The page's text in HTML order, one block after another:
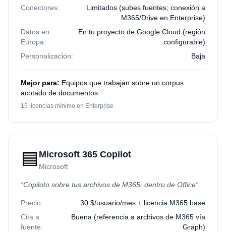
Conectores:
Limitados (subes fuentes; conexión a
M365/Drive en Enterprise)
Datos en
Europa:
En tu proyecto de Google Cloud (región
configurable)
Personalización:
Baja
Mejor para: Equipos que trabajan sobre un corpus
acotado de documentos
15 licencias mínimo en Enterprise
🟦 Microsoft 365 Copilot
Microsoft
“Copiloto sobre tus archivos de M365, dentro de Office”
Precio:
30 $/usuario/mes + licencia M365 base
Cita a
fuente:
Buena (referencia a archivos de M365 vía
Graph)